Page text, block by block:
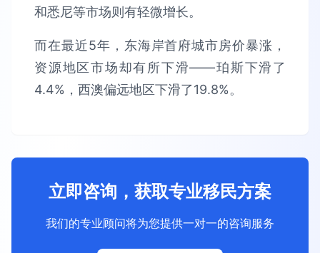
和悉尼等市场则有轻微增长。
而在最近5年，东海岸首府城市房价暴涨，
资源地区市场却有所下滑——珀斯下滑了
4.4%，西澳偏远地区下滑了19.8%。
立即咨询，获取专业移民方案
我们的专业顾问将为您提供一对一的咨询服务